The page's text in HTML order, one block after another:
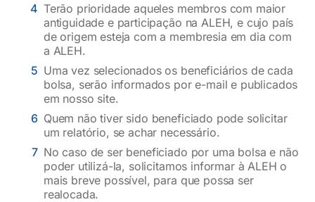
Terão prioridade aqueles membros com maior
antiguidade e participação na ALEH, e cujo país
de origem esteja com a membresia em dia com
a ALEH.
Uma vez selecionados os beneficiários de cada
bolsa, serão informados por e-mail e publicados
em nosso site.
Quem não tiver sido beneficiado pode solicitar
um relatório, se achar necessário.
No caso de ser beneficiado por uma bolsa e não
poder utilizá-la, solicitamos informar à ALEH o
mais breve possível, para que possa ser
realocada.